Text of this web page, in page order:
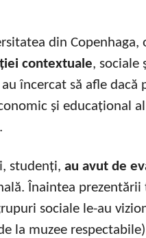
din
contextuale, sociale
au încercat să afle
și educațional
studenți, au avut de
Înaintea
sociale le-au
la muzee